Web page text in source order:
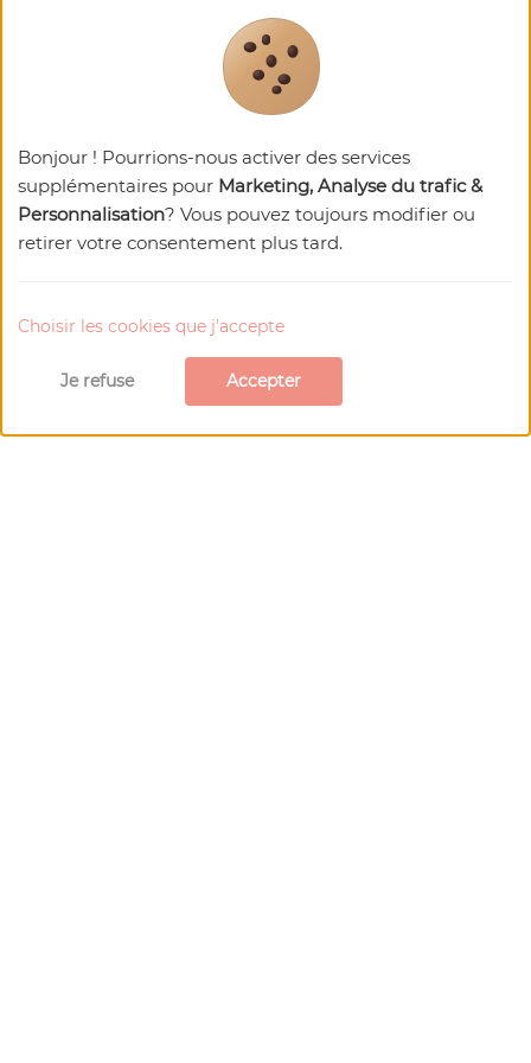
Bonjour ! Pourrions-nous activer des services
supplémentaires pour Marketing, Analyse du trafic &
Personnalisation? Vous pouvez toujours modifier ou
retirer votre consentement plus tard.
Choisir les cookies que j'accepte
Je refuse Accepter